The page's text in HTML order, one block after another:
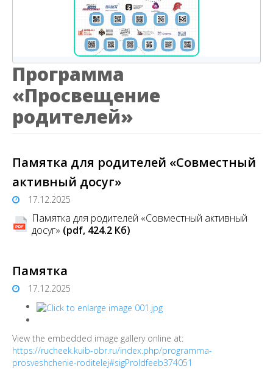
Программа
«Просвещение
родителей»
Памятка для родителей «Совместный
активный досуг»
17.12.2025
Памятка для родителей «Совместный активный
досуг» (pdf, 424.2 Кб)
Памятка
17.12.2025
View the embedded image gallery online at:
https://rucheek.kuib-obr.ru/index.php/programma-
prosveshchenie-roditelej#sigProIdfeeb374051